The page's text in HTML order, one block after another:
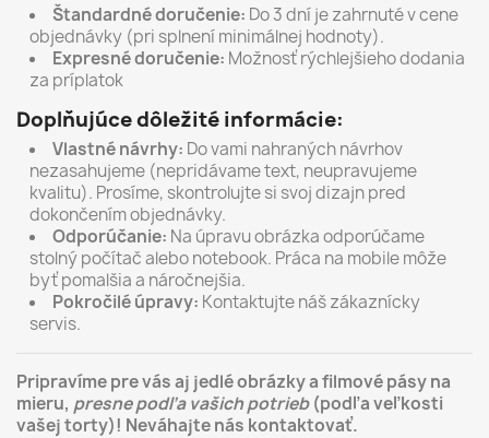
Štandardné doručenie: Do 3 dní je zahrnuté v cene
objednávky (pri splnení minimálnej hodnoty).
Expresné doručenie: Možnosť rýchlejšieho dodania
za príplatok
Doplňujúce dôležité informácie:
Vlastné návrhy: Do vami nahraných návrhov
nezasahujeme (nepridávame text, neupravujeme
kvalitu). Prosíme, skontrolujte si svoj dizajn pred
dokončením objednávky.
Odporúčanie: Na úpravu obrázka odporúčame
stolný počítač alebo notebook. Práca na mobile môže
byť pomalšia a náročnejšia.
Pokročilé úpravy: Kontaktujte náš zákaznícky
servis.
Pripravíme pre vás aj jedlé obrázky a filmové pásy na
mieru, presne podľa vašich potrieb(podľa veľkosti
vašej torty)! Neváhajte nás kontaktovať.